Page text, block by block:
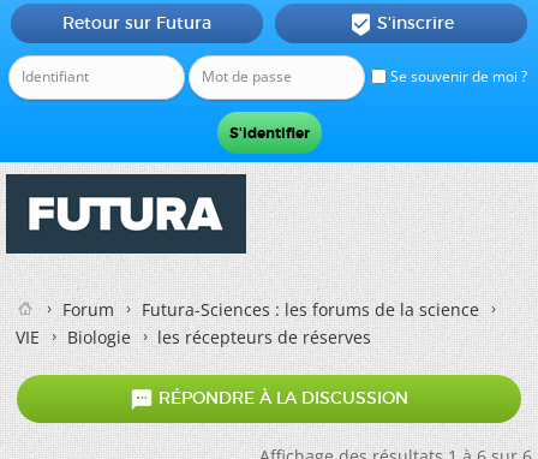
Se souvenir de moi ?
Retour sur Futura  S'inscrire
Forum
Futura-Sciences : les forums de la science
VIE
Biologie les récepteurs de réserves
 RÉPONDRE À LA DISCUSSION